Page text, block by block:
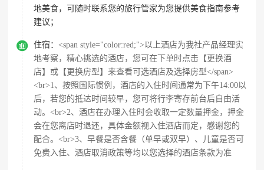
地美食，可随时联系您的旅行管家为您提供美食指南参考
建议；
 住宿： <span style="color:red;">以上酒店为我社产品经理实
地考察，精心挑选的酒店，您可在下单时点击【更换酒
店】或【更换房型】来查看可选酒店及选择房型</span>
<br>1、按照国际惯例，酒店的入住时间通常为下午14:00以
后，若您的抵达时间较早，您可将行李寄存前台后自由活
动。<br>2、酒店在办理入住时会收取一定数量押金，押金
会在您离店时退还，具体金额视入住酒店而定，感谢您的
配合。<br>3、早餐是否含餐（单早或双早）、儿童是否可
免费入住、酒店取消政策等均以您选择的酒店条款为准